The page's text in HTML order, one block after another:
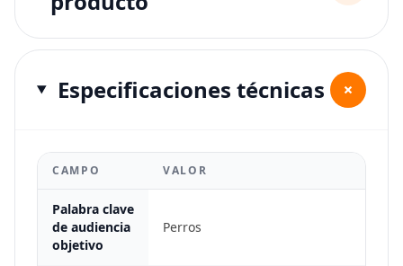
Especificaciones técnicas +
CAMPO VALOR
Palabra clave
de audiencia
objetivo
Perros